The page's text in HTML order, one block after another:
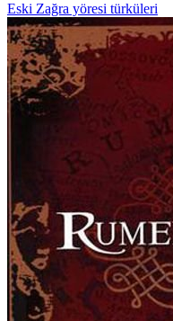
Eski Zağra yöresi türküleri